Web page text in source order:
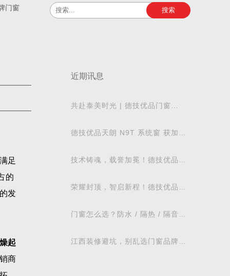
门窗 搜索
足
的
发
起
商
近期讯息
共赴泰美时光 | 德技优品门窗
德技优品天朗 N9T 系统窗 获加拿
技术铸魂，载誉加冕！德技优品门
荣耀封顶，智启新程！德技优品门
标杆
门窗怎么选？防水 / 隔热 / 隔音需
业
江西装修避坑，别乱选门窗品牌，